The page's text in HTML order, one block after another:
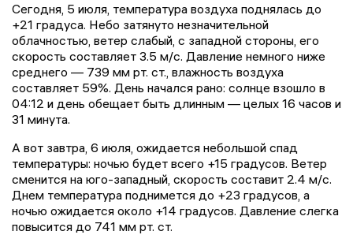
Сегодня, 5 июля, температура воздуха поднялась до
+21 градуса. Небо затянуто незначительной
облачностью, ветер слабый, с западной стороны, его
скорость составляет 3.5 м/с. Давление немного ниже
среднего — 739 мм рт. ст., влажность воздуха
составляет 59%. День начался рано: солнце взошло в
04:12 и день обещает быть длинным — целых 16 часов и
31 минута.
А вот завтра, 6 июля, ожидается небольшой спад
температуры: ночью будет всего +15 градусов. Ветер
сменится на юго-западный, скорость составит 2.4 м/с.
Днем температура поднимется до +23 градусов, а
ночью ожидается около +14 градусов. Давление слегка
повысится до 741 мм рт. ст.